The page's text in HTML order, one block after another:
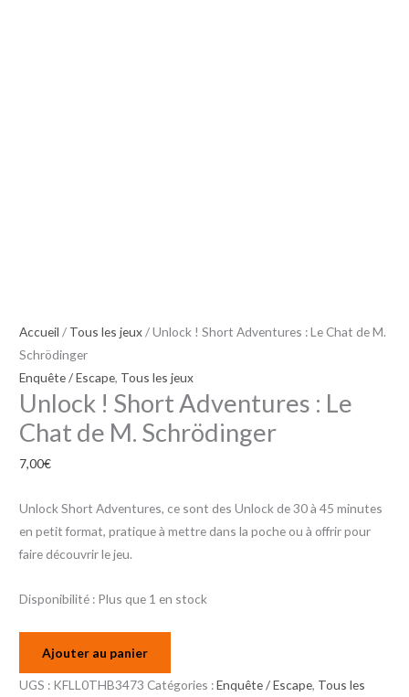
Accueil / Tous les jeux/ Unlock ! Short Adventures : Le Chat de M.
Schrödinger
Enquête / Escape, Tous les jeux
Unlock ! Short Adventures : Le
Chat de M. Schrödinger
7,00€
Unlock Short Adventures, ce sont des Unlock de 30 à 45 minutes
en petit format, pratique à mettre dans la poche ou à offrir pour
faire découvrir le jeu.
Disponibilité : Plus que 1 en stock
Ajouter au panier
UGS : KFLL0THB3473 Catégories :Enquête / Escape, Tous les